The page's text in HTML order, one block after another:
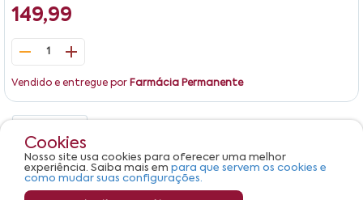
149,99
1
Vendido e entregue por Farmácia Permanente
Produto não apresenta descrição.
Cookies
Nosso site usa cookies para oferecer uma melhor
experiência. Saiba mais em para que servem os cookies e
como mudar suas configurações.